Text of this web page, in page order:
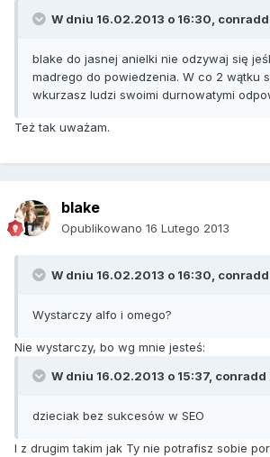
W dniu 16.02.2013 o 16:30, conradd
blake do jasnej anielki nie odzywaj się
madrego do powiedzenia. W co 2 wątku
wkurzasz ludzi swoimi durnowatymi
Też tak uważam.
blake
Opublikowano 16 Lutego 2013
W dniu 16.02.2013 o 16:30, conradd
Wystarczy alfo i omego?
Nie wystarczy, bo wg mnie jesteś:
W dniu 16.02.2013 o 15:37, conradd
dzieciak bez sukcesów w SEO
I z drugim takim jak Ty nie potrafisz sobie